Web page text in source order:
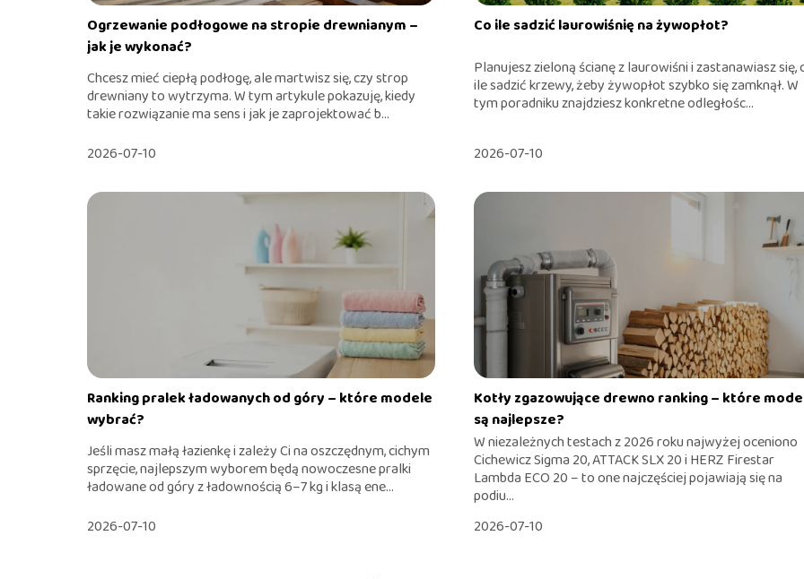
Ogrzewanie podłogowe na stropie drewnianym –
jak je wykonać?
Chcesz mieć ciepłą podłogę, ale martwisz się, czy strop
drewniany to wytrzyma. W tym artykule pokazuję, kiedy
takie rozwiązanie ma sens i jak je zaprojektować b...
2026-07-10
Co ile sadzić laurowiśnię na żywopłot?
Planujesz zieloną ścianę z laurowiśni i zastanawiasz się,
ile sadzić krzewy, żeby żywopłot szybko się zamknął. W
tym poradniku znajdziesz konkretne odległośc...
2026-07-10
Ranking pralek ładowanych od góry – które modele
wybrać?
Jeśli masz małą łazienkę i zależy Ci na oszczędnym, cichym
sprzęcie, najlepszym wyborem będą nowoczesne pralki
ładowane od góry z ładownością 6–7 kg i klasą ene...
2026-07-10
Kotły zgazowujące drewno ranking – które
są najlepsze?
W niezależnych testach z 2026 roku najwyżej oceniono
Cichewicz Sigma 20, ATTACK SLX 20 i HERZ Firestar
Lambda ECO 20 – to one najczęściej pojawiają się na
podiu...
2026-07-10